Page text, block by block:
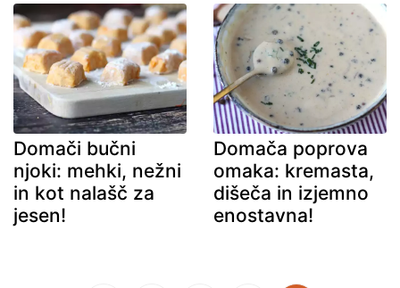
Domači bučni
njoki: mehki, nežni
in kot nalašč za
jesen!
Domača poprova
omaka: kremasta,
dišeča in izjemno
enostavna!